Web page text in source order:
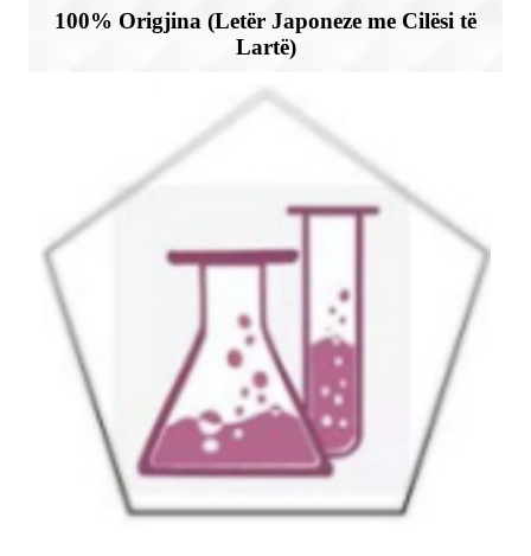
100% Origjina (Letër Japoneze me Cilësi të
Lartë)